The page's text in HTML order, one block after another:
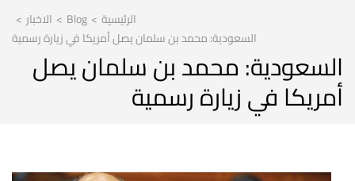
الرئيسية >
Blog
> الاخبار >
السعودية: محمد بن سلمان يصل أمريكا في زيارة رسمية
السعودية: محمد بن سلمان يصل
أمريكا في زيارة رسمية